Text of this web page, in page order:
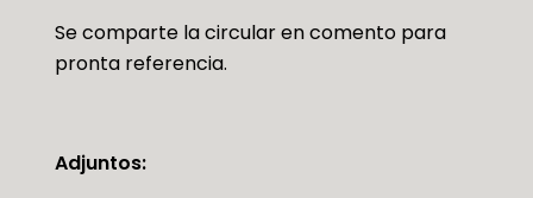
Se comparte la circular en comento para
pronta referencia.
Adjuntos: